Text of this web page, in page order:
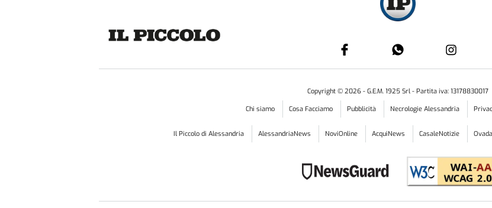
Copyright © 2026 - G.E.M. 1925 Srl - Partita iva: 13178830017
Chi siamo
Cosa Facciamo Pubblicità Necrologie Alessandria
Il Piccolo di Alessandria AlessandriaNews NoviOnline AcquiNews CasaleNotizie